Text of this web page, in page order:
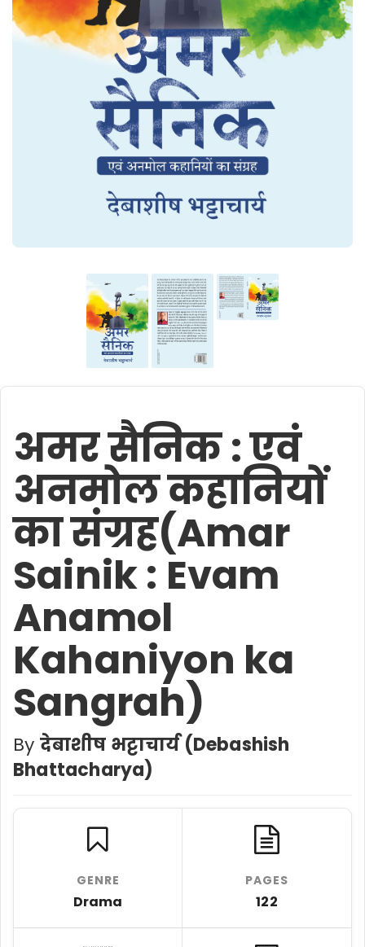
अमर सैनिक : एवं
अनमोल कहानियों
का संग्रह(Amar
Sainik : Evam
Anamol
Kahaniyon ka
Sangrah)
By देबाशीष भट्टाचार्य (Debashish
Bhattacharya)
GENRE
Drama
PAGES
122